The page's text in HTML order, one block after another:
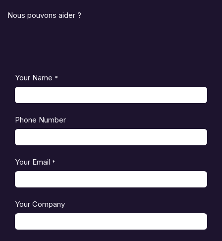
Nous pouvons aider ?
Your Name *
Phone Number
Your Email *
Your Company